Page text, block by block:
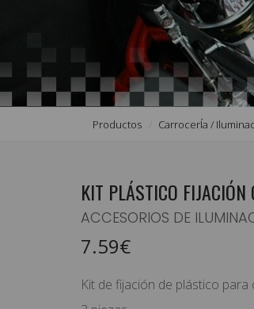
Productos CarrocerÍa /
KIT PLÁSTICO
ACCESORIOS DE
7.59€
Kit de fijación de plástico
EQUIPAMIENTO PILOTO
CARROCERÍA / ILUMINACIÓN